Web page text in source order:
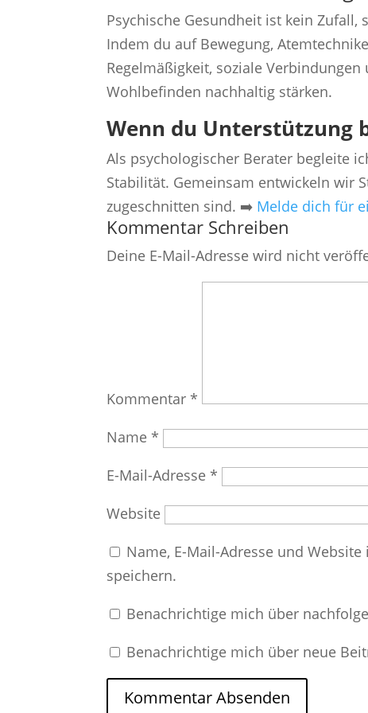
Psychische Gesundheit ist kein
Indem du auf Bewegung,
Regelmäßigkeit, soziale
Wohlbefinden nachhaltig stärken.
Wenn du Unterstützung
Als psychologischer Berater begleite
Stabilität. Gemeinsam entwickeln wir
zugeschnitten sind. ➡️ Melde dich für
Kommentar Schreiben
Deine E-Mail-Adresse wird nicht
Kommentar*
Name*
E-Mail-Adresse*
Website
Name, E-Mail-Adresse und
speichern.
Benachrichtige mich über
Benachrichtige mich über neue